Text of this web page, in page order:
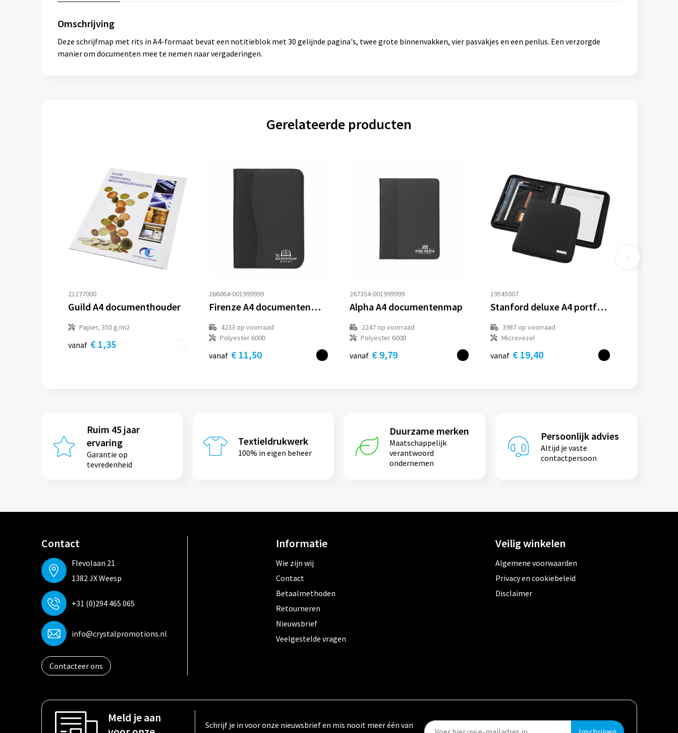
Omschrijving
Deze schrijfmap met rits in A4-formaat bevat een notitieblok met 30 gelijnde pagina's, twee grote binnenvakken, vier pasvakjes en een penlus. Een verzorgde
manier om documenten mee te nemen naar vergaderingen.
Gerelateerde producten
21277000
Guild A4 documenthouder
Papier, 350 g/m2
vanaf € 1,35
266064-001999999
Firenze A4 documentenmap
4233 op voorraad
Polyester 600D
vanaf € 11,50
267354-001999999
Alpha A4 documentenmap
2247 op voorraad
Polyester 600D
vanaf € 9,79
19545007
Stanford deluxe A4 portfolio met ritssluiting
3987 op voorraad
Microvezel
vanaf € 19,40
Ruim 45 jaar
ervaring
Garantie op
tevredenheid
Textieldrukwerk
100% in eigen beheer
Duurzame merken
Maatschappelijk
verantwoord
ondernemen
Persoonlijk advies
Altijd je vaste
contactpersoon
Contact
Flevolaan 21
1382 JX Weesp
+31 (0)294 465 065
info@crystalpromotions.nl
Contacteer ons
Informatie
Wie zijn wij
Contact
Betaalmethoden
Retourneren
Nieuwsbrief
Veelgestelde vragen
Veilig winkelen
Algemene voorwaarden
Privacy en cookiebeleid
Disclaimer
Meld je aan
Schrijf je in voor onze nieuwsbrief en mis nooit meer één van